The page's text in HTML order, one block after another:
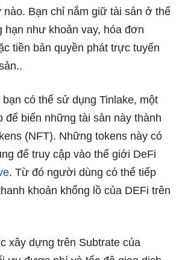
nào. Bạn chỉ nắm giữ tài sản ở thế
hạn như khoản vay, hóa đơn
tiền bản quyền phát trực tuyến
có thể sử dụng Tinlake, một
để biến những tài sản này thành
(NFT). Những tokens này có
để truy cập vào thế giới DeFi
. Từ đó người dùng có thể tiếp
khoản khổng lồ của DEFi trên
xây dựng trên Subtrate của